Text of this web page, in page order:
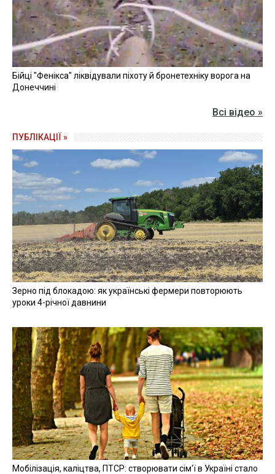
Бійці "Фенікса" ліквідували піхоту й бронетехніку ворога на
Донеччині
Всі відео »
ПУБЛІКАЦІЇ »
Зерно під блокадою: як українські фермери повторюють
уроки 4-річної давнини
Мобілізація, каліцтва, ПТСР: створювати сім'ї в Україні стало